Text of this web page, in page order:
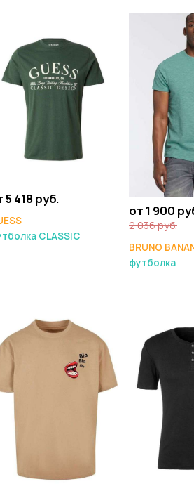
5 418 руб.
CLASSIC
от 1 900
2 036 руб.
BRUNO
футболка